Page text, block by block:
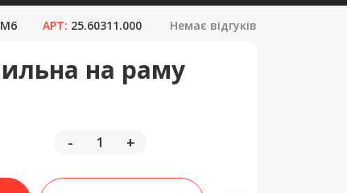
АРТ: 25.60311.000 Немає відгуків
на раму
- +